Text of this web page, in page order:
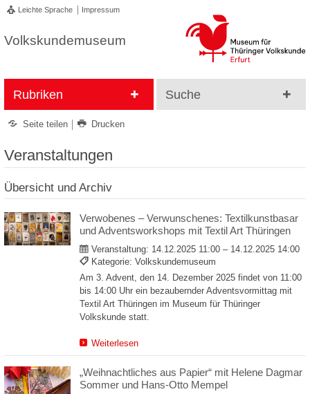
Leichte Sprache Impressum
Volkskundemuseum
Rubriken Suche
Seite teilen Drucken
Veranstaltungen
Übersicht und Archiv
Verwobenes – Verwunschenes: Textilkunstbasar
und Adventsworkshops mit Textil Art Thüringen
Veranstaltung: 14.12.2025 11:00 – 14.12.2025 14:00
Kategorie: Volkskundemuseum
Am 3. Advent, den 14. Dezember 2025 findet von 11:00
bis 14:00 Uhr ein bezaubernder Adventsvormittag mit
Textil Art Thüringen im Museum für Thüringer
Volkskunde statt.
Weiterlesen
„Weihnachtliches aus Papier“ mit Helene Dagmar
Sommer und Hans-Otto Mempel